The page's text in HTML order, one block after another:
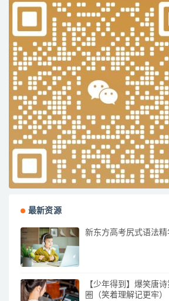
最新资源
新东方高考尻式语法
【少年得到】爆笑唐
圈（笑着理解记更牢）